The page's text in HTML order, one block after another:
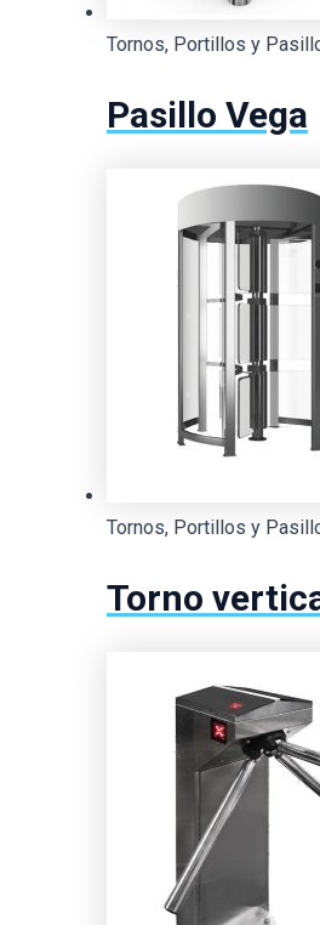
Tornos, Portillos y
Pasillo Vega
Tornos, Portillos y
Torno